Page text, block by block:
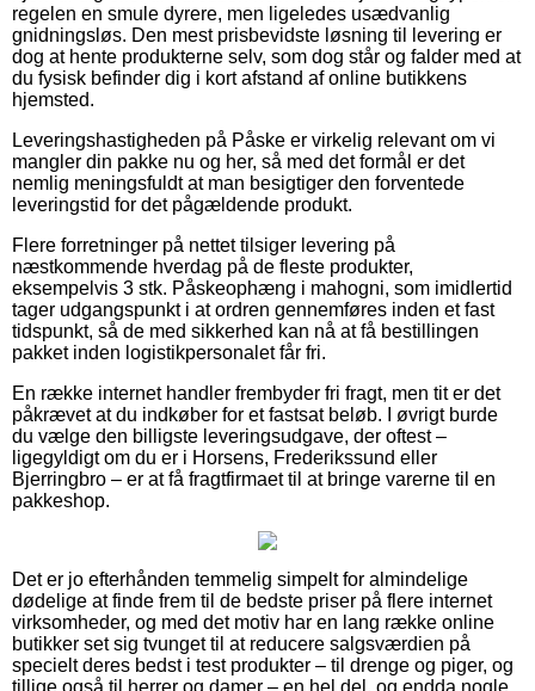
regelen en smule dyrere, men ligeledes usædvanlig
gnidningsløs. Den mest prisbevidste løsning til levering er
dog at hente produkterne selv, som dog står og falder med at
du fysisk befinder dig i kort afstand af online butikkens
hjemsted.
Leveringshastigheden på Påske er virkelig relevant om vi
mangler din pakke nu og her, så med det formål er det
nemlig meningsfuldt at man besigtiger den forventede
leveringstid for det pågældende produkt.
Flere forretninger på nettet tilsiger levering på
næstkommende hverdag på de fleste produkter,
eksempelvis 3 stk. Påskeophæng i mahogni, som imidlertid
tager udgangspunkt i at ordren gennemføres inden et fast
tidspunkt, så de med sikkerhed kan nå at få bestillingen
pakket inden logistikpersonalet får fri.
En række internet handler frembyder fri fragt, men tit er det
påkrævet at du indkøber for et fastsat beløb. I øvrigt burde
du vælge den billigste leveringsudgave, der oftest –
ligegyldigt om du er i Horsens, Frederikssund eller
Bjerringbro – er at få fragtfirmaet til at bringe varerne til en
pakkeshop.
Det er jo efterhånden temmelig simpelt for almindelige
dødelige at finde frem til de bedste priser på flere internet
virksomheder, og med det motiv har en lang række online
butikker set sig tvunget til at reducere salgsværdien på
specielt deres bedst i test produkter – til drenge og piger, og
tillige også til herrer og damer – en hel del, og endda nogle